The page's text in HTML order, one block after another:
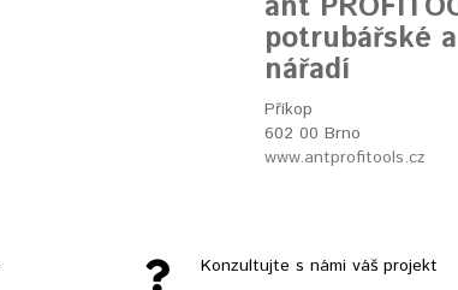
potrubářské
nářadí
Příkop
602 00 Brno
www.antprofitools.cz
Konzultujte s námi váš projekt